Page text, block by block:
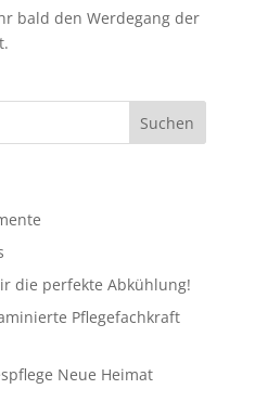
bald den Werdegang der
die perfekte Abkühlung!
Pflegefachkraft
Neue Heimat